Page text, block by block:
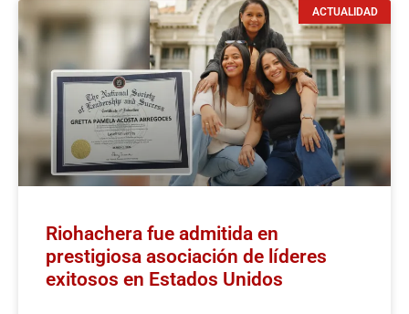
ACTUALIDAD
Riohachera fue admitida en
prestigiosa asociación de líderes
exitosos en Estados Unidos